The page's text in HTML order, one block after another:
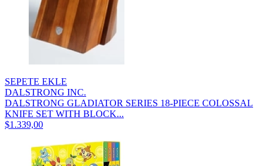
SEPETE EKLE
DALSTRONG INC.
DALSTRONG GLADIATOR SERIES 18-PIECE COLOSSAL
KNIFE SET WITH BLOCK...
$1.339,00